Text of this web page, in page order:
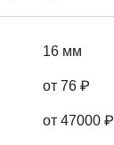
16 мм
от 76 ₽
от 47000 ₽